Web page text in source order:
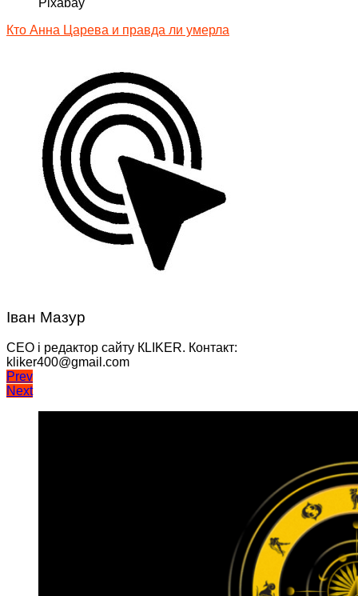
Кто Анна Царева и правда ли умерла
Іван Мазур
CEO і редактор сайту КLIKER. Контакт:
kliker400@gmail.com
Навігація
записів
Prev
Next